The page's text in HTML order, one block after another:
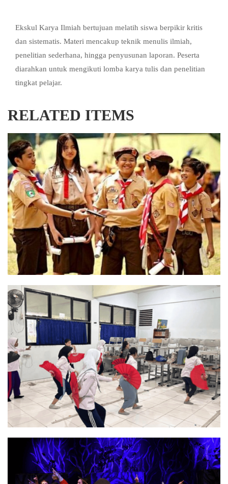
Ekskul Karya Ilmiah bertujuan melatih siswa berpikir kritis
dan sistematis. Materi mencakup teknik menulis ilmiah,
penelitian sederhana, hingga penyusunan laporan. Peserta
diarahkan untuk mengikuti lomba karya tulis dan penelitian
tingkat pelajar.
RELATED ITEMS